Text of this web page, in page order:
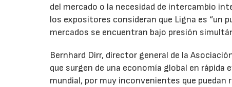
del mercado o la necesidad de intercambio
los expositores consideran que Ligna es “un
mercados se encuentran bajo presión
Bernhard Dirr, director general de la
que surgen de una economía global en
mundial, por muy inconvenientes que